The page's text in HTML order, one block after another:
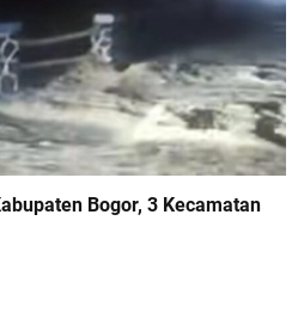
Bogor, 3 Kecamatan